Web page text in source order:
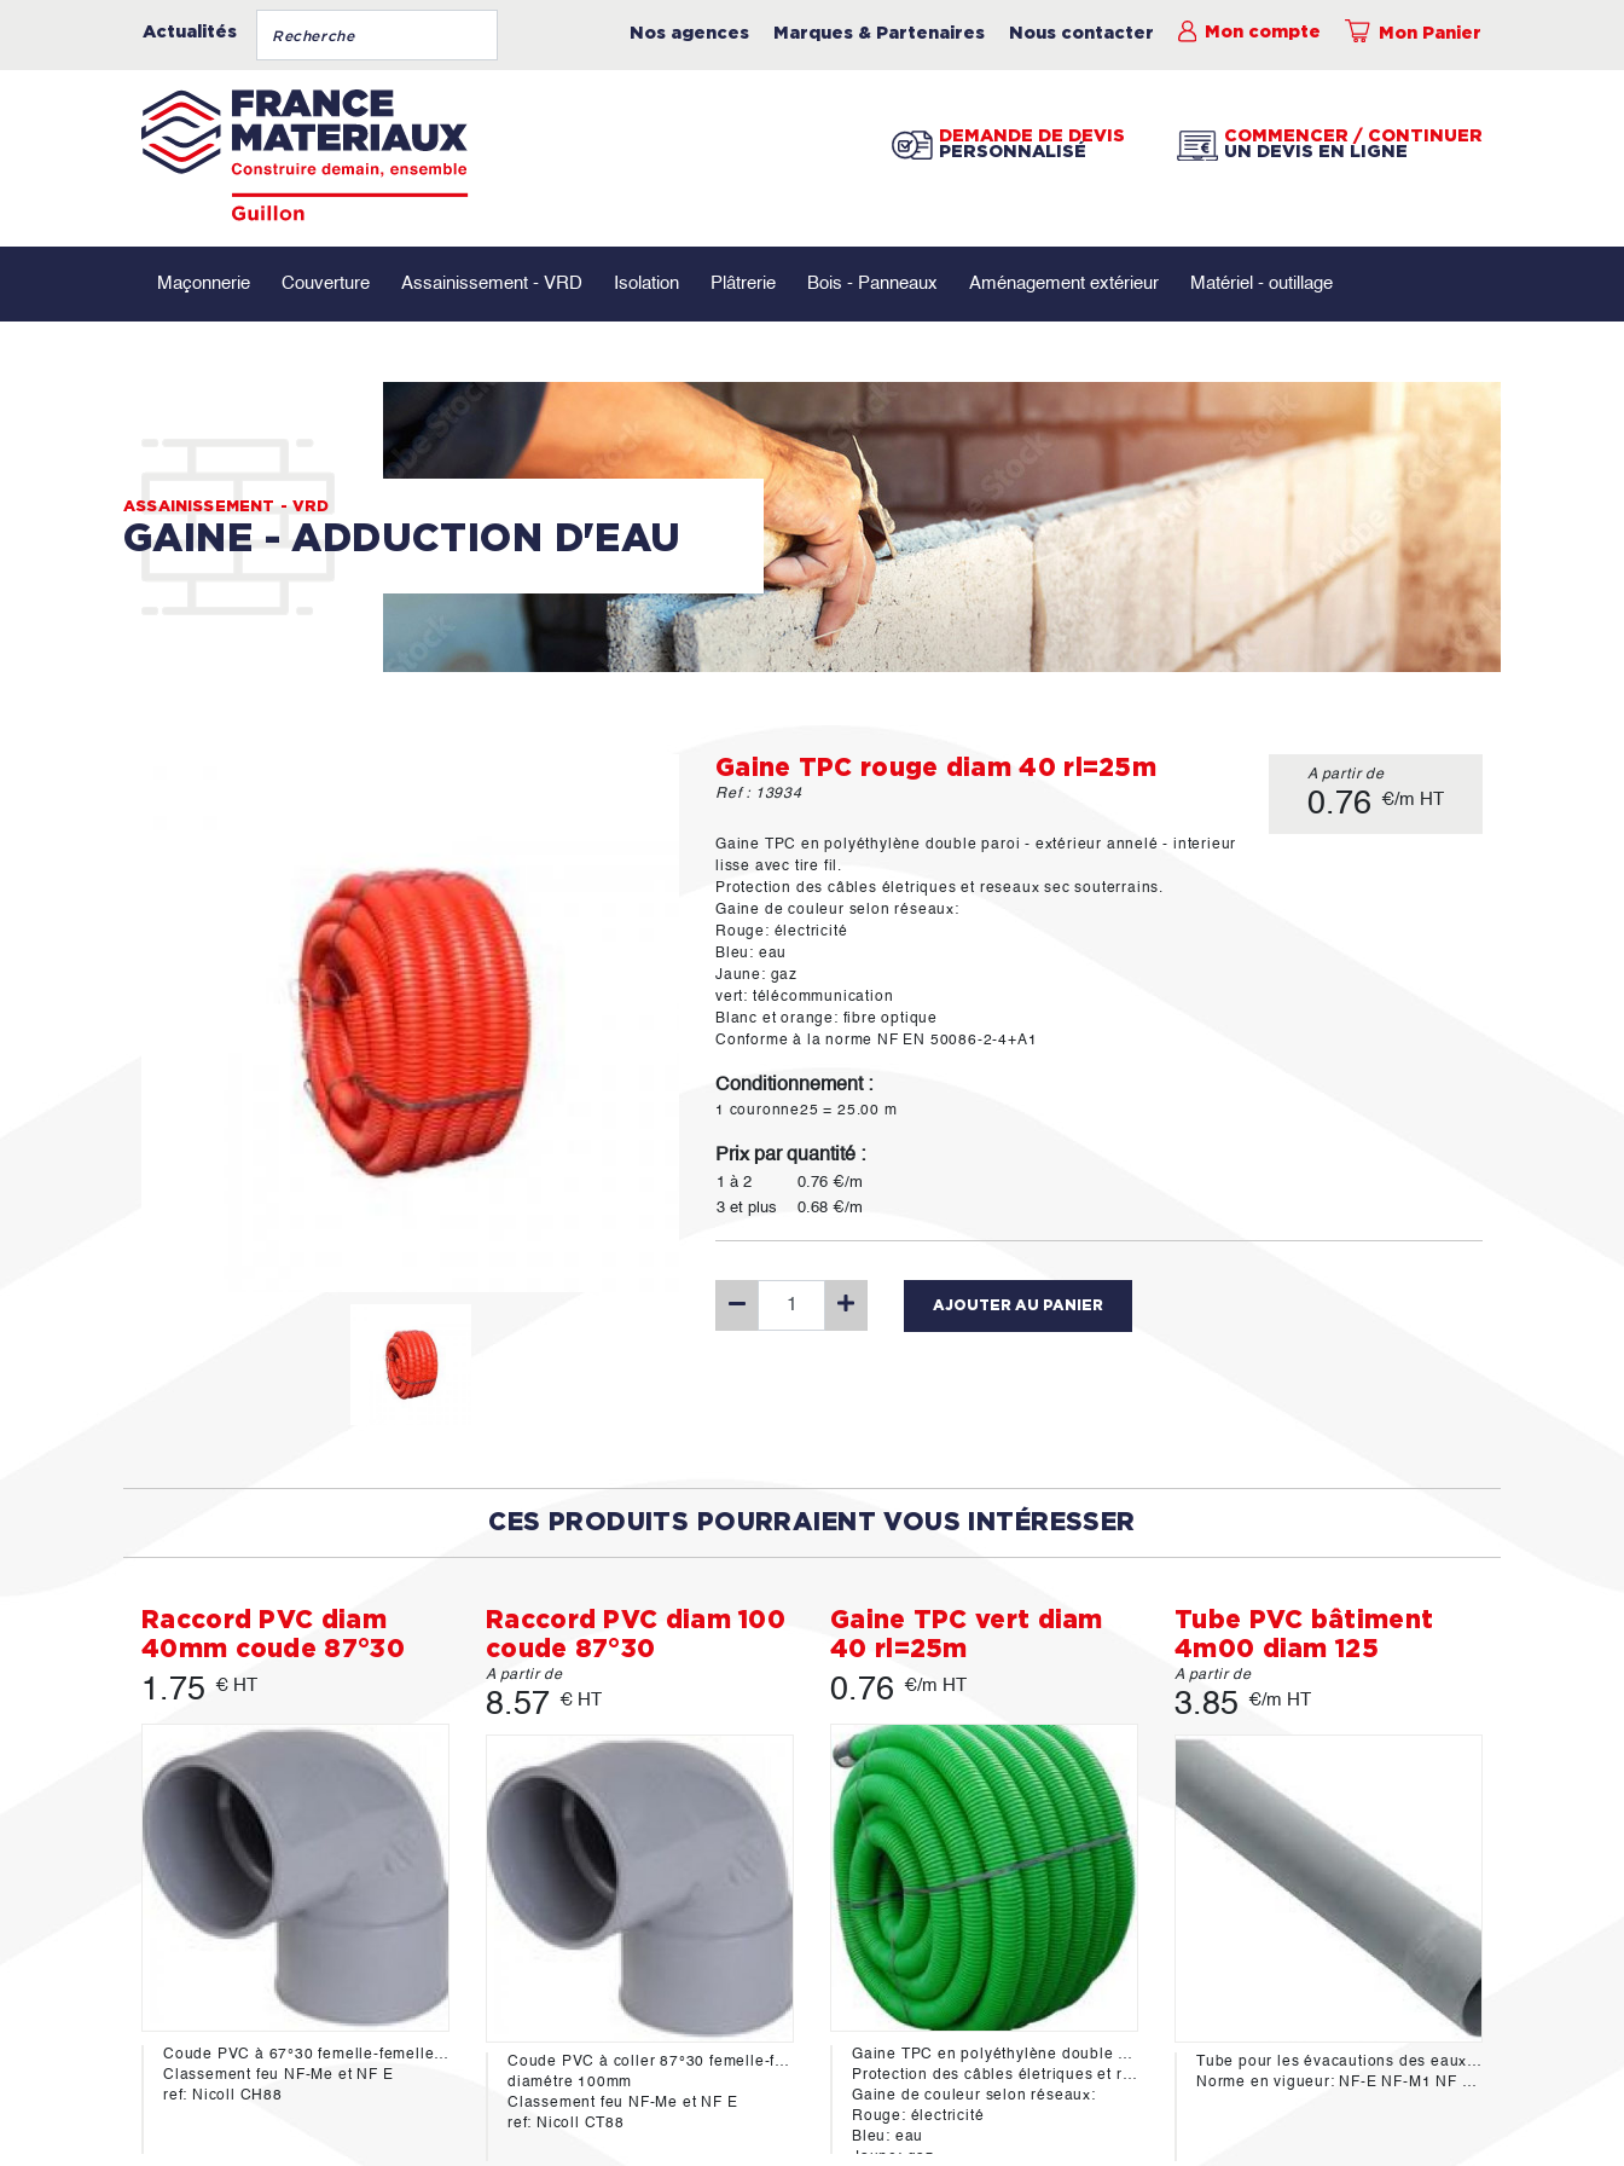
Actualités Nos agences Marques & Partenaires Nous contacter Mon compte Mon Panier
COMMENCER / CONTINUER
UN DEVIS EN LIGNE
DEMANDE DE DEVIS
PERSONNALISÉ
Maçonnerie Couverture Assainissement - VRD Isolation Plâtrerie Bois - Panneaux Aménagement extérieur Matériel - outillage
ASSAINISSEMENT - VRD
GAINE - ADDUCTION D'EAU
A partir de
0.76 €/m HT
Gaine TPC rouge diam 40 rl=25m
Ref : 13934
Gaine TPC en polyéthylène double paroi - extérieur annelé - interieur
lisse avec tire fil.
Protection des câbles életriques et reseaux sec souterrains.
Gaine de couleur selon réseaux:
Rouge: électricité
Bleu: eau
Jaune: gaz
vert: télécommunication
Blanc et orange: fibre optique
Conforme à la norme NF EN 50086-2-4+A1
Conditionnement :
1 couronne25 = 25.00 m
Prix par quantité :
1 à 2
0.76 €/m
3 et plus
0.68 €/m
AJOUTER AU PANIER
CES PRODUITS POURRAIENT VOUS INTÉRESSER
Raccord PVC diam
40mm coude 87°30
1.75 € HT
Coude PVC à 67°30 femelle-femelle diamétre 40mm
Classement feu NF-Me et NF E
ref: Nicoll CH88
Raccord PVC diam 100
coude 87°30
A partir de
8.57 € HT
Coude PVC à coller 87°30 femelle-femelle
diamétre 100mm
Classement feu NF-Me et NF E
ref: Nicoll CT88
Gaine TPC vert diam
40 rl=25m
0.76 €/m HT
Gaine TPC en polyéthylène double paroi - extérieur annelé - interieur lisse avec tire fil.
Protection des câbles életriques et reseaux sec souterrains.
Gaine de couleur selon réseaux:
Rouge: électricité
Bleu: eau
Jaune: gaz
Tube PVC bâtiment
4m00 diam 125
A partir de
3.85 €/m HT
Tube pour les évacautions des eaux pluviales et usées du bâtiment.
Norme en vigueur: NF-E NF-M1 NF EN 1453-1